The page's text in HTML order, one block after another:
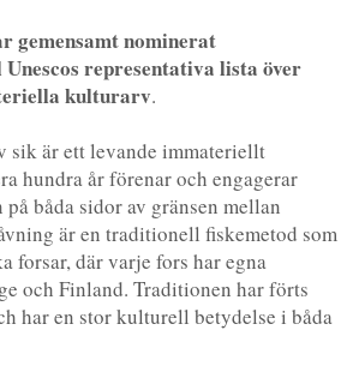
gemensamt nominerat
representativa lista över
kulturarv.
sik är ett levande immateriellt
hundra år förenar och engagerar
båda sidor av gränsen mellan
är en traditionell fiskemetod som
forsar, där varje fors har egna
och Finland. Traditionen har förts
har en stor kulturell betydelse i båda